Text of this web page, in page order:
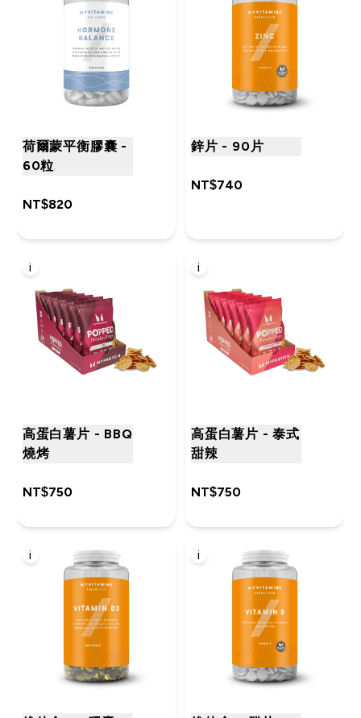
荷爾蒙平衡膠囊 -
60粒
NT$820‎
鋅片 - 90片
NT$740‎
i
高蛋白薯片 - BBQ
燒烤
NT$750‎
i
高蛋白薯片 - 泰式
甜辣
NT$750‎
i i